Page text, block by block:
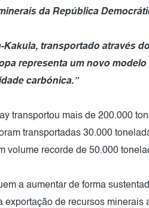
da República
Kakula, transportado através
representa um novo
carbónica.”
transportou mais de 200.000
transportadas 30.000
volume recorde de 50.000
a aumentar de forma
exportação de recursos minerais